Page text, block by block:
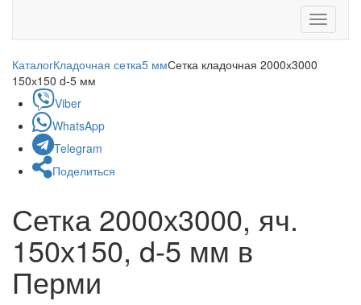
Toggle
КаталогКладочная сетка5 ммСетка кладочная 2000х3000
150х150 d-5 мм
Viber
WhatsApp
Telegram
Поделиться
Сетка 2000х3000, яч.
150х150, d-5 мм в
Перми